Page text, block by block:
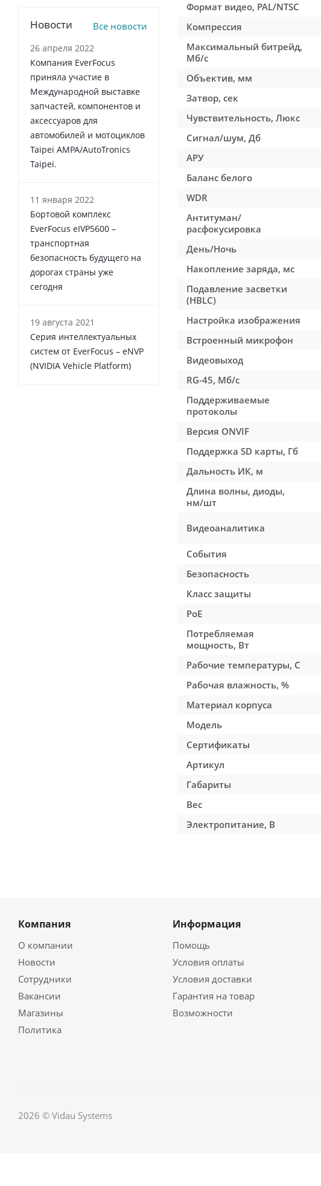
Формат видео, PAL/NTSC
Компрессия
Максимальный битрейд,
Мб/с
Объектив, мм
Затвор, сек
Чувствительность, Люкс
Сигнал/шум, Дб
АРУ
Баланс белого
WDR
Антитуман/
расфокусировка
День/Ночь
Накопление заряда, мс
Подавление засветки
(HBLC)
Настройка изображения
Встроенный микрофон
Видеовыход
RG-45, Мб/с
Поддерживаемые
протоколы
Версия ONVIF
Поддержка SD карты, Гб
Дальность ИК, м
Длина волны, диоды,
нм/шт
Видеоаналитика
События
Безопасность
Класс защиты
PoE
Потребляемая
мощность, Вт
Рабочие температуры, С
Рабочая влажность, %
Материал корпуса
Модель
Сертификаты
Артикул
Габариты
Вес
Электропитание, В
Новости Все новости
26 апреля 2022
Компания EverFocus
приняла участие в
Международной выставке
запчастей, компонентов и
аксессуаров для
автомобилей и мотоциклов
Taipei AMPA/AutoTronics
Taipei.
11 января 2022
Бортовой комплекс
EverFocus eIVP5600 –
транспортная
безопасность будущего на
дорогах страны уже
сегодня
19 августа 2021
Серия интеллектуальных
систем от EverFocus – eNVP
(NVIDIA Vehicle Platform)
Компания
О компании
Новости
Сотрудники
Вакансии
Магазины
Политика
Информация
Помощь
Условия оплаты
Условия доставки
Гарантия на товар
Возможности
2026 © Vidau Systems